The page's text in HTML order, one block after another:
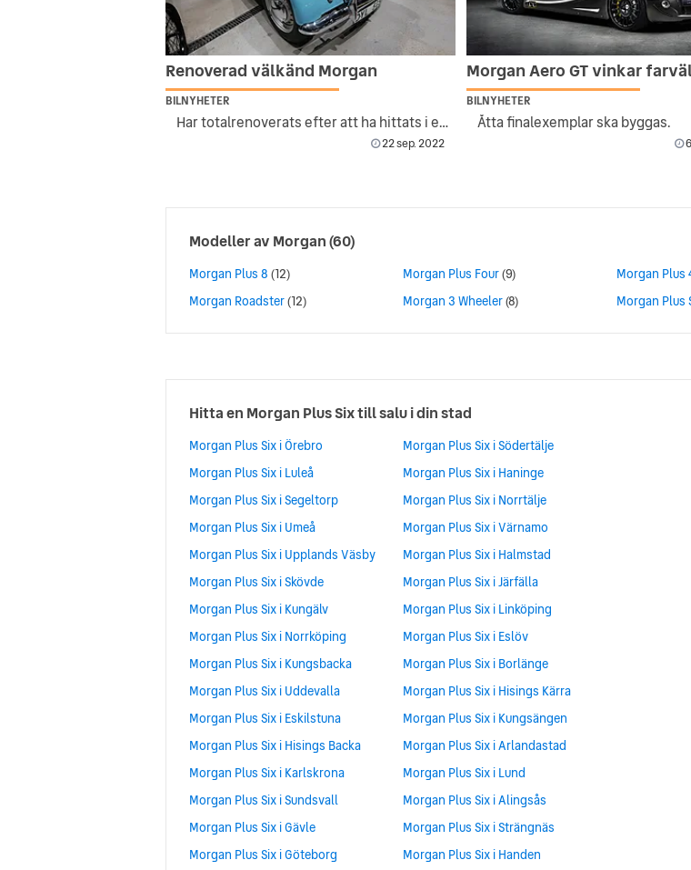
Renoverad välkänd Morgan
BILNYHETER
Har totalrenoverats efter att ha hittats i en skog
22 sep. 2022
Morgan Aero GT vinkar
BILNYHETER
Åtta finalexemplar ska byggas.
Modeller av Morgan(60)
Morgan Plus 8 (12)
Morgan Roadster(12)
Morgan Plus Four(9)
Morgan 3 Wheeler(8)
Morgan Plus
Morgan Plus
Hitta en Morgan Plus Six till salu i din stad
Morgan Plus Six i Örebro
Morgan Plus Six i Luleå
Morgan Plus Six i Segeltorp
Morgan Plus Six i Umeå
Morgan Plus Six i Upplands Väsby
Morgan Plus Six i Skövde
Morgan Plus Six i Kungälv
Morgan Plus Six i Norrköping
Morgan Plus Six i Kungsbacka
Morgan Plus Six i Uddevalla
Morgan Plus Six i Eskilstuna
Morgan Plus Six i Hisings Backa
Morgan Plus Six i Karlskrona
Morgan Plus Six i Sundsvall
Morgan Plus Six i Gävle
Morgan Plus Six i Göteborg
Morgan Plus Six i Södertälje
Morgan Plus Six i Haninge
Morgan Plus Six i Norrtälje
Morgan Plus Six i Värnamo
Morgan Plus Six i Halmstad
Morgan Plus Six i Järfälla
Morgan Plus Six i Linköping
Morgan Plus Six i Eslöv
Morgan Plus Six i Borlänge
Morgan Plus Six i Hisings Kärra
Morgan Plus Six i Kungsängen
Morgan Plus Six i Arlandastad
Morgan Plus Six i Lund
Morgan Plus Six i Alingsås
Morgan Plus Six i Strängnäs
Morgan Plus Six i Handen